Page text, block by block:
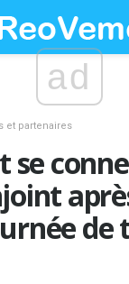
ad
et partenaires
se
de